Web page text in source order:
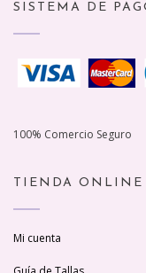
SISTEMA DE
100% Comercio Seguro
TIENDA ONLINE
Mi cuenta